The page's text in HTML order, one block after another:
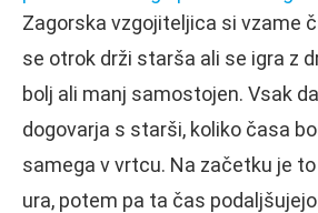
Zagorska vzgojiteljica si vzame
se otrok drži starša ali se igra z
bolj ali manj samostojen. Vsak
dogovarja s starši, koliko časa
samega v vrtcu. Na začetku je
ura, potem pa ta čas